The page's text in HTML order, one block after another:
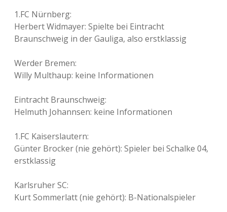
1.FC Nürnberg:
Herbert Widmayer: Spielte bei Eintracht
Braunschweig in der Gauliga, also erstklassig
Werder Bremen:
Willy Multhaup: keine Informationen
Eintracht Braunschweig:
Helmuth Johannsen: keine Informationen
1.FC Kaiserslautern:
Günter Brocker (nie gehört): Spieler bei Schalke 04,
erstklassig
Karlsruher SC:
Kurt Sommerlatt (nie gehört): B-Nationalspieler